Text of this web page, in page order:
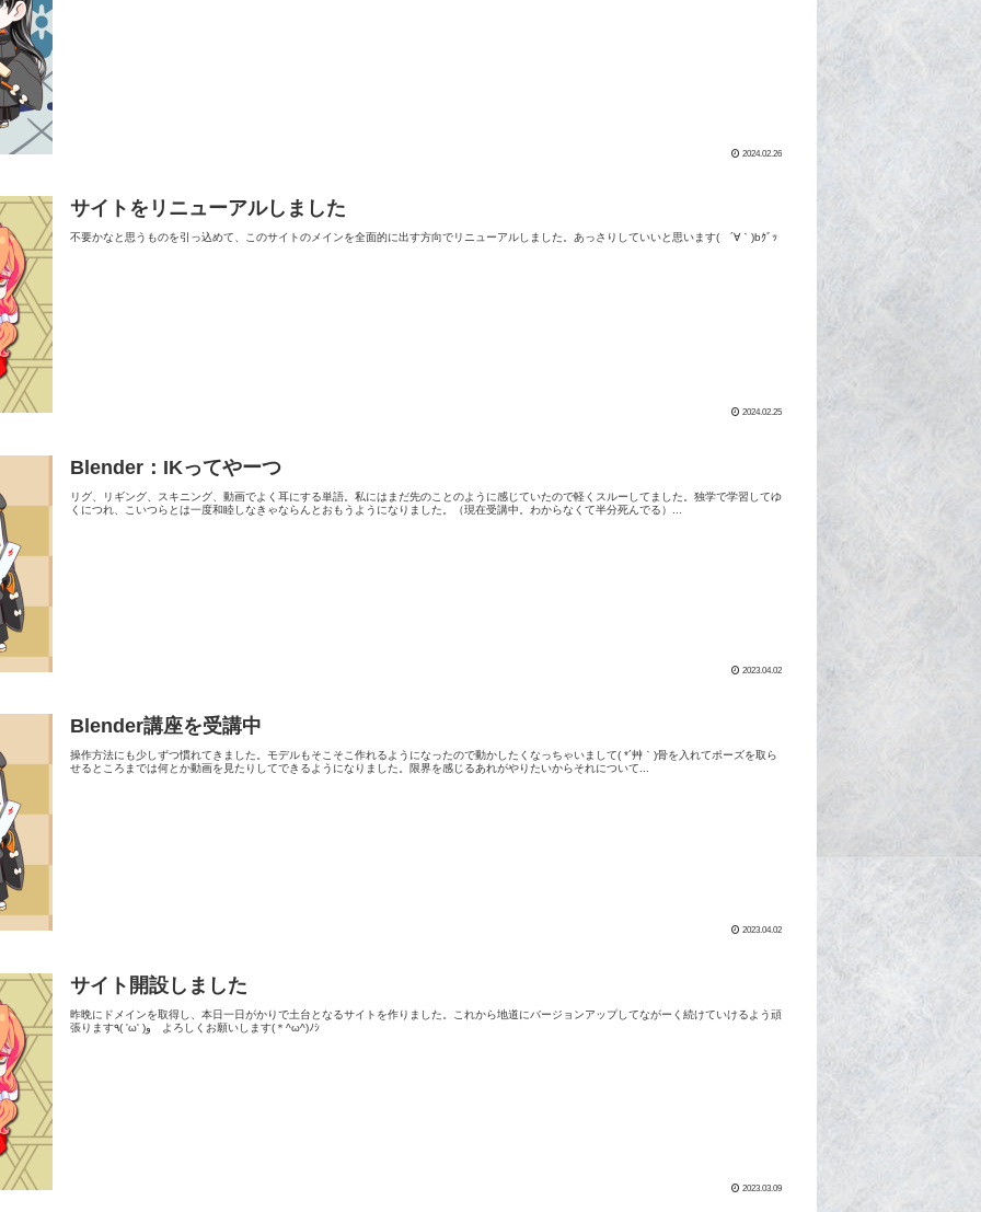
2024.02.26
サイトをリニューアルしました
不要かなと思うものを引っ込めて、このサイトのメインを全面的に出す方向でリニューアルしました。あっさりしていいと思います( ´∀｀)bｸﾞｯ
2024.02.25
Blender：IKってやーつ
リグ、リギング、スキニング、動画でよく耳にする単語。私にはまだ先のことのように感じていたので軽くスルーしてました。独学で学習してゆ
くにつれ、こいつらとは一度和睦しなきゃならんとおもうようになりました。（現在受講中。わからなくて半分死んでる）...
2023.04.02
Blender講座を受講中
操作方法にも少しずつ慣れてきました。モデルもそこそこ作れるようになったので動かしたくなっちゃいまして( *´艸｀)骨を入れてポーズを取ら
せるところまでは何とか動画を見たりしてできるようになりました。限界を感じるあれがやりたいからそれについて...
2023.04.02
サイト開設しました
昨晩にドメインを取得し、本日一日がかりで土台となるサイトを作りました。これから地道にバージョンアップしてながーく続けていけるよう頑
張ります٩( 'ω' )و よろしくお願いします(＊^ω^)ﾉｼ
2023.03.09